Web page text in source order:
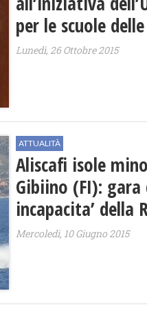
per le scuole
Lunedì, 26 Ottobre 2015
ATTUALITÀ
Aliscafi isole
Gibiino (FI): gara
incapacita’ della
Mercoledì, 10 Giugno 2015